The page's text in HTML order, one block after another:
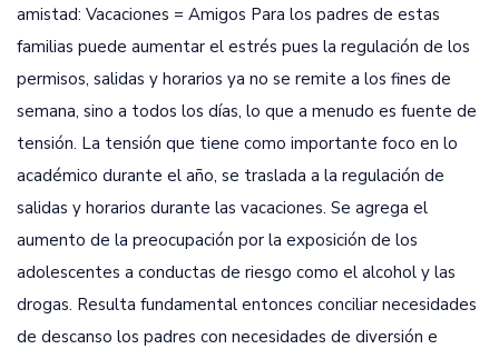
amistad: Vacaciones = Amigos Para los padres de estas
familias puede aumentar el estrés pues la regulación de los
permisos, salidas y horarios ya no se remite a los fines de
semana, sino a todos los días, lo que a menudo es fuente de
tensión. La tensión que tiene como importante foco en lo
académico durante el año, se traslada a la regulación de
salidas y horarios durante las vacaciones. Se agrega el
aumento de la preocupación por la exposición de los
adolescentes a conductas de riesgo como el alcohol y las
drogas. Resulta fundamental entonces conciliar necesidades
de descanso los padres con necesidades de diversión e